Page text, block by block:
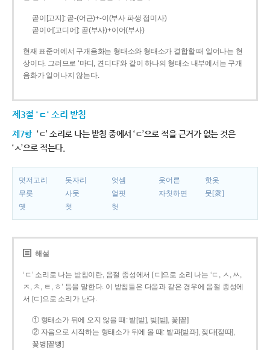
곧이[고지]: 곧-­(어근)+­-이(부사 파생 접미사)
곧이어[고디어]: 곧(부사)+이어(부사)
현재 표준어에서 구개음화는 형태소와 형태소가 결합할 때 일어나는 현
상이다. 그러므로 ‘마디, 견디다’와 같이 하나의 형태소 내부에서는 구개
음화가 일어나지 않는다.
제3절 'ㄷ' 소리 받침
제7항 ‘ㄷ’ 소리로 나는 받침 중에서 ‘ㄷ’으로 적을 근거가 없는 것은
‘ㅅ’으로 적는다.
덧저고리 돗자리 엇셈 웃어른
핫옷
무릇
사뭇 얼핏 자칫하면
뭇[衆]
옛
첫 헛
해설
‘ㄷ’ 소리로 나는 받침이란, 음절 종성에서 [ㄷ]으로 소리 나는 ‘ㄷ, ㅅ, ㅆ,
ㅈ, ㅊ, ㅌ, ㅎ’ 등을 말한다. 이 받침들은 다음과 같은 경우에 음절 종성에
서 [ㄷ]으로 소리가 난다.
① 형태소가 뒤에 오지 않을 때: 밭[받], 빚[빋], 꽃[꼳]
② 자음으로 시작하는 형태소가 뒤에 올 때: 밭과[받꽈], 젖다[젇따],
꽃병[꼳뼝]